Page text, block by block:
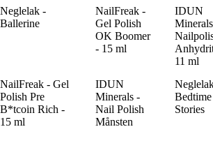
Neglelak -
Ballerine
NailFreak -
Gel Polish
OK Boomer
- 15 ml
IDUN
11 ml
NailFreak - Gel
Polish Pre
B*tcoin Rich -
15 ml
IDUN
Minerals -
Nail Polish
Månsten
Bedtime
Stories